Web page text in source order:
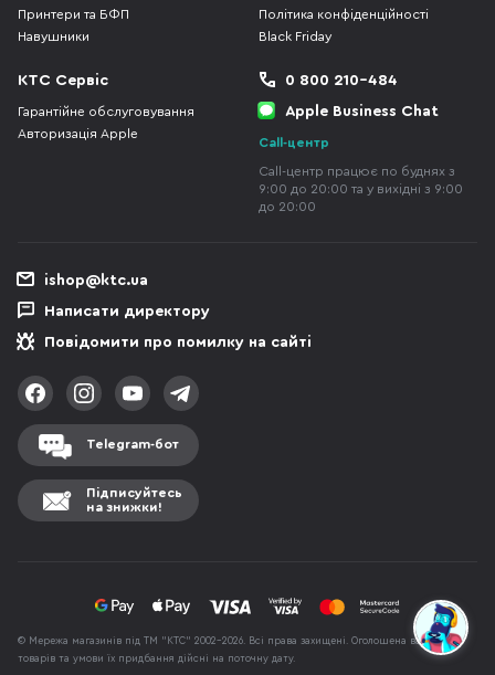
Принтери та БФП
Навушники
Політика конфіденційності
Black Friday
КТС Сервіс
Гарантійне обслуговування
Авторизація Apple
0 800 210-484
Apple Business Chat
Call-центр
Call-центр працює по буднях з
9:00 до 20:00 та у вихідні з 9:00
до 20:00
ishop@ktc.ua
Написати директору
Повідомити про помилку на сайті
Telegram-бот
Підписуйтесь
на знижки!
© Мережа магазинів під ТМ "КТС" 2002-2026. Всі права захищені. Оголошена вартість
товарів та умови їх придбання дійсні на поточну дату.